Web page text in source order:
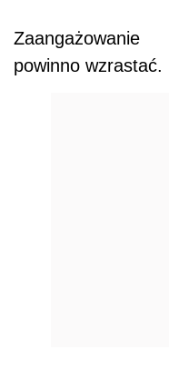
Zaangażowanie
powinno wzrastać.